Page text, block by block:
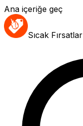
Ana içeriğe geç
Sıcak Fırsatlar